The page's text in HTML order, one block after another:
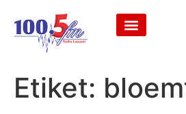
Etiket: